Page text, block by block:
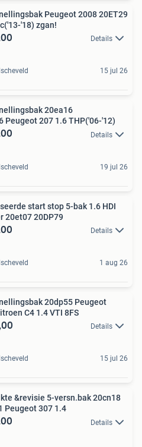
Peugeot 2008 20ET29
'18) zgan!
Details
15 jul 26
20ea16
Peugeot 207 1.6 THP('06-'12)
Details
19 jul 26
start stop 5-bak 1.6 HDI
20et07 20DP79
Details
1 aug 26
20dp55 Peugeot
C4 1.4 VTI 8FS
Details
15 jul 26
&revisie 5-versn.bak 20cn18
Peugeot 307 1.4
Details